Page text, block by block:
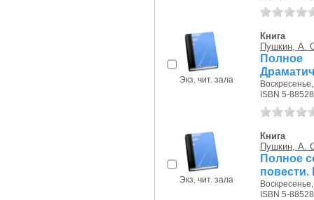
Экз. чит. зала
Книга
Пушкин, А.
ISBN 5-
Экз. чит. зала
Книга
Пушкин, А.
Полное
повести.
ISBN 5-